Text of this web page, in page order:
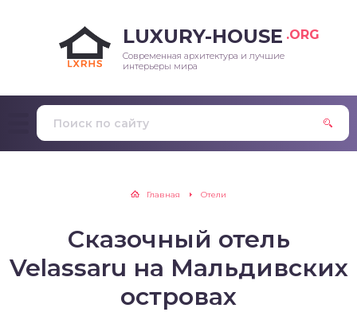
LUXURY-HOUSE .ORG
Современная архитектура и лучшие
интерьеры мира
Главная Отели
Сказочный отель
Velassaru на Мальдивских
островах